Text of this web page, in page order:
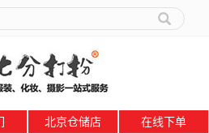
北京仓储店
在线下单